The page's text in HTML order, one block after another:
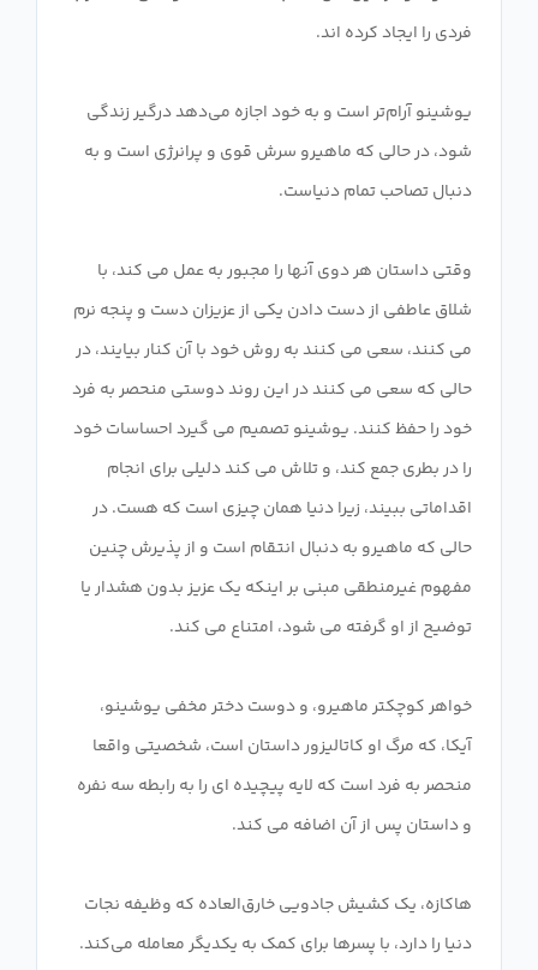
یوشینو آرام‌تر است و به خود اجازه می‌دهد درگیر زندگی
شود، در حالی که ماهیرو سرش قوی و پرانرژی است و به
وقتی داستان هر دوی آنها را مجبور به عمل می کند، با
شلاق عاطفی از دست دادن یکی از عزیزان دست و پنجه نرم
می کنند، سعی می کنند به روش خود با آن کنار بیایند، در
حالی که سعی می کنند در این روند دوستی منحصر به فرد
خود را حفظ کنند. یوشینو تصمیم می گیرد احساسات خود
را در بطری جمع کند، و تلاش می کند دلیلی برای انجام
اقداماتی ببیند، زیرا دنیا همان چیزی است که هست. در
حالی که ماهیرو به دنبال انتقام است و از پذیرش چنین
مفهوم غیرمنطقی مبنی بر اینکه یک عزیز بدون هشدار یا
خواهر کوچکتر ماهیرو، و دوست دختر مخفی یوشینو،
آیکا، که مرگ او کاتالیزور داستان است، شخصیتی واقعا
منحصر به فرد است که لایه پیچیده ای را به رابطه سه نفره
هاکازه، یک کشیش جادویی خارق‌العاده که وظیفه نجات
دنیا را دارد، با پسرها برای کمک به یکدیگر معامله می‌کند.